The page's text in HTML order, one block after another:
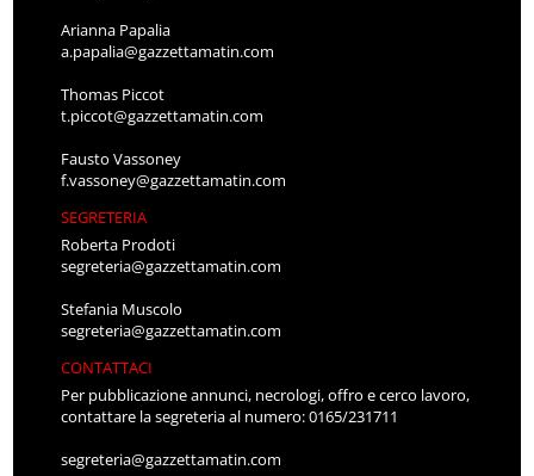
Arianna Papalia
a.papalia@gazzettamatin.com
Thomas Piccot
t.piccot@gazzettamatin.com
Fausto Vassoney
f.vassoney@gazzettamatin.com
SEGRETERIA
Roberta Prodoti
segreteria@gazzettamatin.com
Stefania Muscolo
segreteria@gazzettamatin.com
CONTATTACI
Per pubblicazione annunci, necrologi, offro e cerco lavoro,
contattare la segreteria al numero: 0165/231711
segreteria@gazzettamatin.com